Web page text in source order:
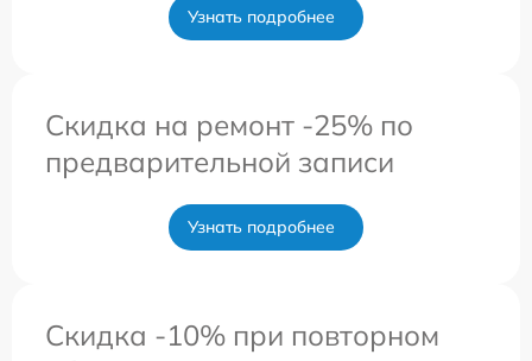
Узнать подробнее
Скидка на ремонт -25% по
предварительной записи
Узнать подробнее
Скидка -10% при повторном